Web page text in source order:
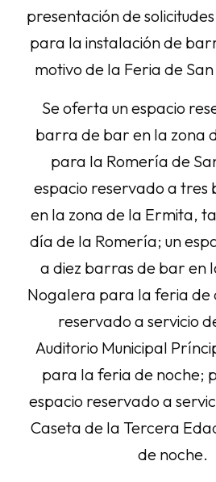
presentación de
para la instalación de
motivo de la Feria de
Se oferta un espacio
barra de bar en la zona
para la Romería de
espacio reservado a
en la zona de la Ermita,
día de la Romería; un
a diez barras de bar en
Nogalera para la feria de
reservado a servicio
Auditorio Municipal
para la feria de noche;
espacio reservado a
Caseta de la Tercera
de noche.